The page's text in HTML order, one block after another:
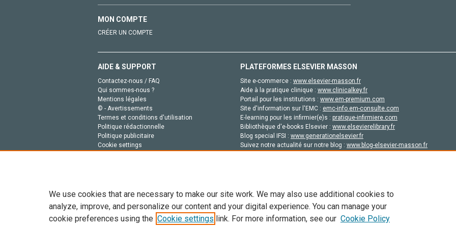
MON COMPTE
CRÉER UN COMPTE
AIDE & SUPPORT
Contactez-nous / FAQ
Qui sommes-nous ?
Mentions légales
© - Avertissements
Termes et conditions d'utilisation
Politique rédactionnelle
Politique publicitaire
Cookie settings
PLATEFORMES ELSEVIER MASSON
Site e-commerce : www.elsevier-masson.fr
Aide à la pratique clinique : www.clinicalkey.fr
Portail pour les institutions : www.em-premium.com
Site d'information sur l'EMC : emc-info.em-consulte.com
E-learning pour les infirmier(e)s : pratique-infirmiere.com
Bibliothèque d'e-books Elsevier : www.elsevierelibrary.fr
Blog special IFSI : www.generationelsevier.fr
Suivez notre actualité sur notre blog : www.blog-elsevier-masson.fr
Tout le contenu de ce site: Copyright © 2026 Elsevier, ses concédants de licence et ses contributeurs. Tout les droits sont réservés,
We use cookies that are necessary to make our site work. We may also use additional cookies to
analyze, improve, and personalize our content and your digital experience. You can manage your
cookie preferences using the Cookie settings link. For more information, see our Cookie Policy